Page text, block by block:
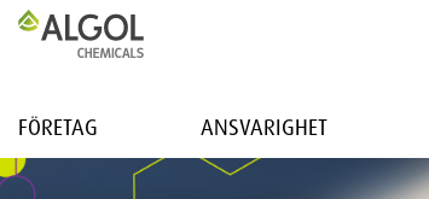
FÖRETAG ANSVARIGHET